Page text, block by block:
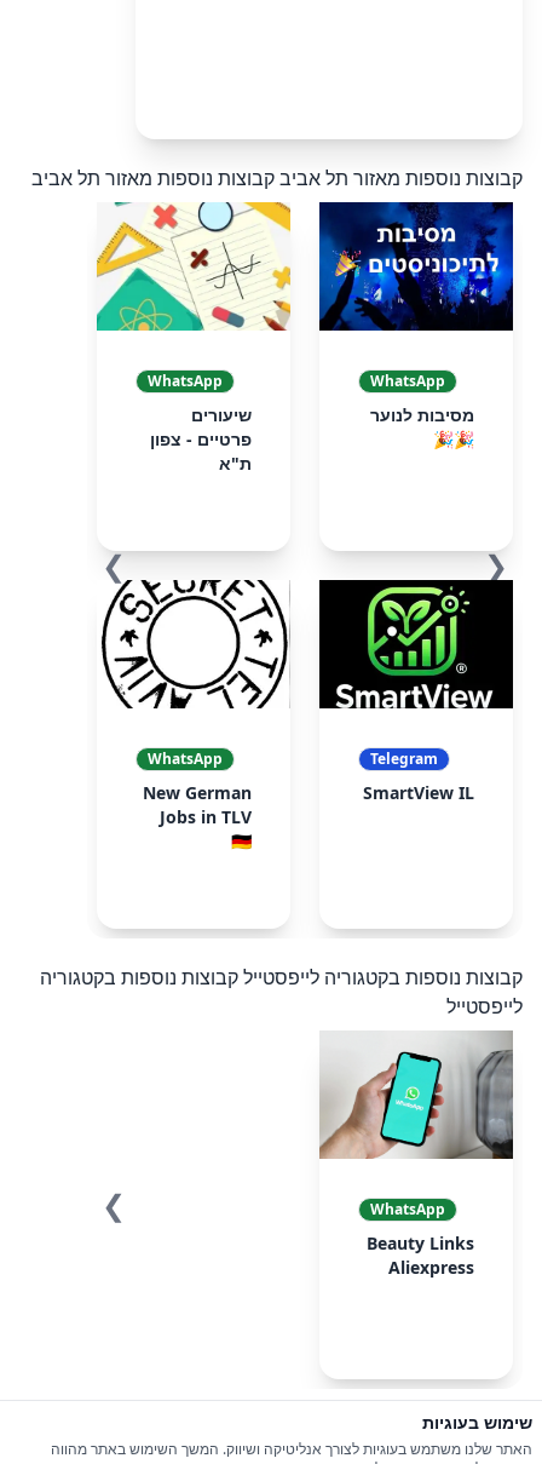
קבוצות נוספות מאזור תל אביבקבוצות נוספות מאזור תל אביב
❮
WhatsApp
מסיבות לנוער
🎉🎉
WhatsApp
שיעורים
פרטיים - צפון
ת"א
Telegram
SmartView IL
WhatsApp
New German
Jobs in TLV
🇩🇪
❯
קבוצות נוספות בקטגוריה לייפסטיילקבוצות נוספות בקטגוריה
לייפסטייל
WhatsApp
Beauty Links
Aliexpress
❯
© 2026 כל הזכויות שמורות ל-iGroupsIL
שימוש בעוגיות
האתר שלנו משתמש בעוגיות לצורך אנליטיקה ושיווק. המשך השימוש באתר מהווה